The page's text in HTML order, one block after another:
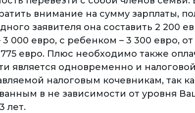
внимание на сумму зарплаты,
заявителя она составить 2 200
3 000 евро, с ребенком – 3 300 евро,
евро. Плюс необходимо также
является одновременно и
налоговым кочевникам, так
в не зависимости от уровня
лет.